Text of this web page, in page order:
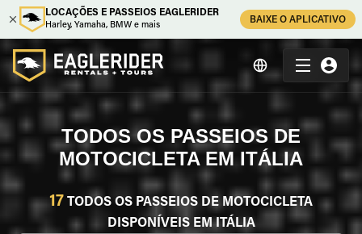
LOCAÇÕES E PASSEIOS EAGLERIDER
Harley, Yamaha, BMW e mais
BAIXE O APLICATIVO
TODOS OS PASSEIOS DE
MOTOCICLETA EM ITÁLIA
17
TODOS OS PASSEIOS DE MOTOCICLETA
DISPONÍVEIS EM ITÁLIA